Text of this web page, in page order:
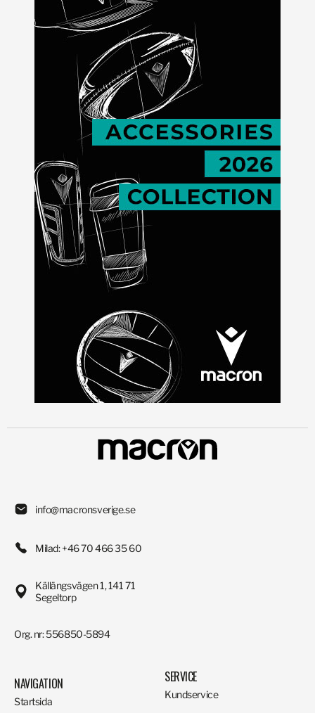
info@macronsverige.se
Milad: +46 70 466 35 60
Källängsvägen 1, 141 71
Segeltorp
Org. nr: 556850-5894
NAVIGATION
Startsida
SERVICE
Kundservice